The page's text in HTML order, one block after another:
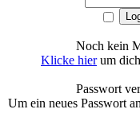
Noch kein
Klicke hierum
Passwort
Um ein neues Passwort